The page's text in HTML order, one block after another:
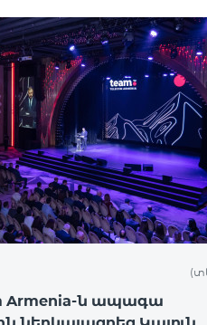
Armenia-ն ապագա